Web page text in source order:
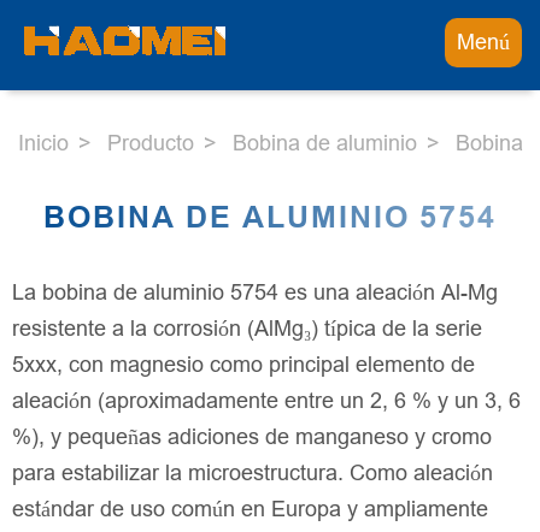
Menú
Inicio Producto Bobina de aluminio Bobina
BOBINA DE ALUMINIO 5754
La bobina de aluminio 5754 es una aleación Al-Mg
resistente a la corrosión (AlMg₃) típica de la serie
5xxx, con magnesio como principal elemento de
aleación (aproximadamente entre un 2, 6 % y un 3, 6
%), y pequeñas adiciones de manganeso y cromo
para estabilizar la microestructura. Como aleación
estándar de uso común en Europa y ampliamente